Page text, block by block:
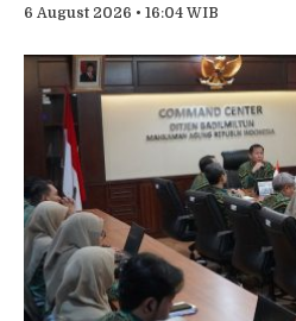
6 August 2026 • 16:04 WIB